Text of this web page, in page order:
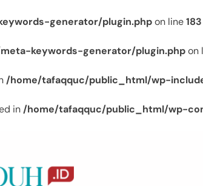
generator/plugin.phpon line183
keywords-generator/plugin.phpon
/home/tafaqquc/public_html/wp-
in /home/tafaqquc/public_html/wp-